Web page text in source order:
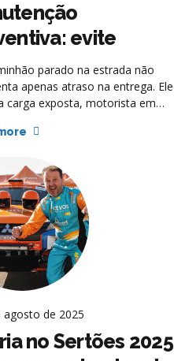
evite
e quebras
parado na estrada não
apenas atraso na entrega. Ele
carga exposta, motorista em
casos, um contrato em jogo.
algo simples: a falta de
preventiva bem
agosto de 2025
no Sertões 2025